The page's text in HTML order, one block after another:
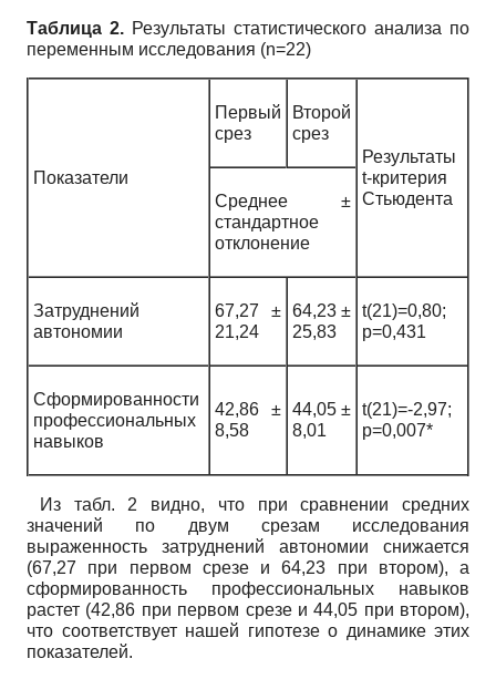
Таблица 2. Результаты статистического анализа по
переменным исследования (n=22)
Показатели
Первый
срез
Второй
срез
Результаты
t-критерия
Стьюдента
Среднее ±
стандартное
отклонение
Затруднений
автономии
67,27 ±
21,24
64,23 ±
25,83
t(21)=0,80;
p=0,431
Сформированности
профессиональных
навыков
42,86 ±
8,58
44,05 ±
8,01
t(21)=-2,97;
p=0,007*
Из табл. 2 видно, что при сравнении средних
значений по двум срезам исследования
выраженность затруднений автономии снижается
(67,27 при первом срезе и 64,23 при втором), а
сформированность профессиональных навыков
растет (42,86 при первом срезе и 44,05 при втором),
что соответствует нашей гипотезе о динамике этих
показателей.